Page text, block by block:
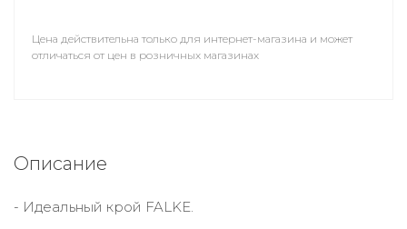
Цена действительна только для интернет-магазина и может
отличаться от цен в розничных магазинах
Описание
- Идеальный крой FALKE.